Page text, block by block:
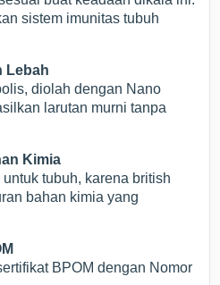
sistem imunitas tubuh
Lebah
diolah dengan Nano
larutan murni tanpa
Kimia
tubuh, karena british
bahan kimia yang
BPOM dengan Nomor